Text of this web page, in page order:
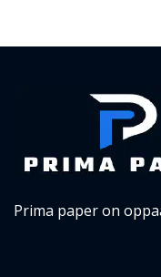
Prima paper on